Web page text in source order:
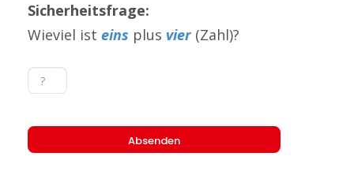
Sicherheitsfrage:
Wieviel ist eins plus vier (Zahl)?